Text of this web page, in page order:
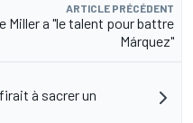
ARTICLE PRÉCÉDENT
Miller a "le talent pour battre
Márquez"
à sacrer un